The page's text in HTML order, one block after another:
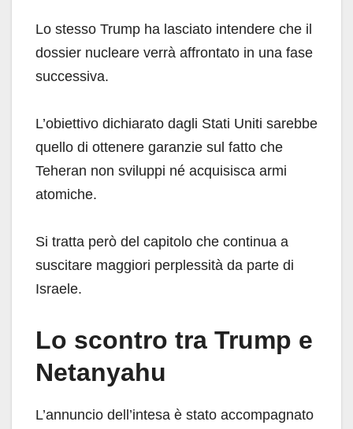
Lo stesso Trump ha lasciato intendere che il
dossier nucleare verrà affrontato in una fase
successiva.
L’obiettivo dichiarato dagli Stati Uniti sarebbe
quello di ottenere garanzie sul fatto che
Teheran non sviluppi né acquisisca armi
atomiche.
Si tratta però del capitolo che continua a
suscitare maggiori perplessità da parte di
Israele.
Lo scontro tra Trump e
Netanyahu
L’annuncio dell’intesa è stato accompagnato